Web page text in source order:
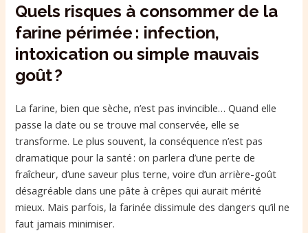
Quels risques à consommer de la
farine périmée : infection,
intoxication ou simple mauvais
goût ?
La farine, bien que sèche, n’est pas invincible… Quand elle
passe la date ou se trouve mal conservée, elle se
transforme. Le plus souvent, la conséquence n’est pas
dramatique pour la santé : on parlera d’une perte de
fraîcheur, d’une saveur plus terne, voire d’un arrière-goût
désagréable dans une pâte à crêpes qui aurait mérité
mieux. Mais parfois, la farinée dissimule des dangers qu’il ne
faut jamais minimiser.